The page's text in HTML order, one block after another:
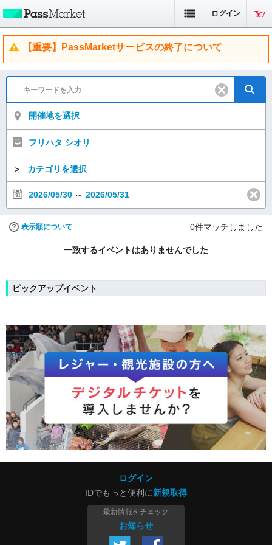
ログイン
【重要】PassMarketサービスの終了について
開催地を選択
フリハタ シオリ
＞ カテゴリを選択
2026/05/30 ～ 2026/05/31
表示順について 0件マッチしました
一致するイベントはありませんでした
ピックアップイベント
ログイン
IDでもっと便利に新規取得
最新情報をチェック
お知らせ